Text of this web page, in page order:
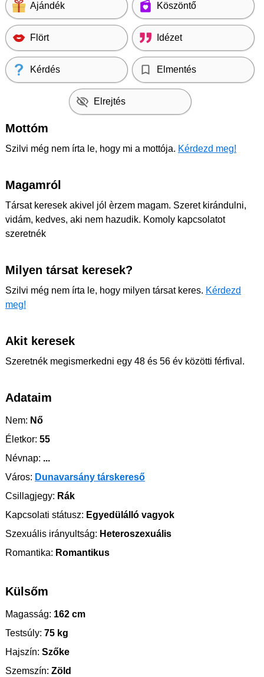
Ajándék Köszöntő
Flört Idézet
Kérdés Elmentés
Elrejtés
Mottóm
Szilvi még nem írta le, hogy mi a mottója. Kérdezd meg!
Magamról
Társat keresek akivel jól èrzem magam. Szeret kirándulni,
vidám, kedves, aki nem hazudik. Komoly kapcsolatot
szeretnék
Milyen társat keresek?
Szilvi még nem írta le, hogy milyen társat keres. Kérdezd
meg!
Akit keresek
Szeretnék megismerkedni egy 48 és 56 év közötti férfival.
Adataim
Nem: Nő
Életkor: 55
Névnap: ...
Város: Dunavarsány társkereső
Csillagjegy: Rák
Kapcsolati státusz: Egyedülálló vagyok
Szexuális irányultság: Heteroszexuális
Romantika: Romantikus
Külsőm
Magasság: 162 cm
Testsúly: 75 kg
Hajszín: Szőke
Szemszín: Zöld